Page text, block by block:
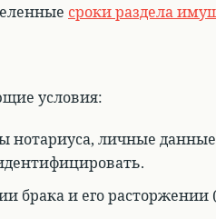
сроки раздела
условия:
нотариуса, личные
брака и его расторжении